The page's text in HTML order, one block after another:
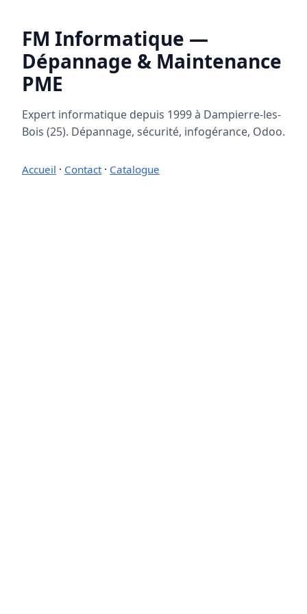
FM Informatique —
Dépannage & Maintenance
PME
Expert informatique depuis 1999 à Dampierre-les-
Bois (25). Dépannage, sécurité, infogérance, Odoo.
Accueil · Contact· Catalogue